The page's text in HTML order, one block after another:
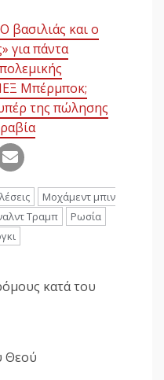
βασιλιάς και ο
για πάντα
Μπέρμποκ;
της πώλησης
Μοχάμεντ μπιν
Τραμπ
Ρωσία
κατά του
Θεού